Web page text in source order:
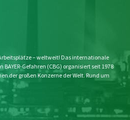
– weltweit! Das internationale
Gefahren (CBG) organisiert seit 1978
der großen Konzerne der Welt. Rund um